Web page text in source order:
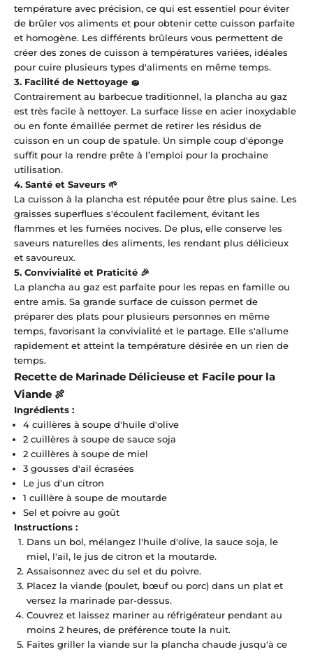
température avec précision, ce qui est essentiel pour éviter
de brûler vos aliments et pour obtenir cette cuisson parfaite
et homogène. Les différents brûleurs vous permettent de
créer des zones de cuisson à températures variées, idéales
pour cuire plusieurs types d'aliments en même temps.
3. Facilité de Nettoyage 🧽
Contrairement au barbecue traditionnel, la plancha au gaz
est très facile à nettoyer. La surface lisse en acier inoxydable
ou en fonte émaillée permet de retirer les résidus de
cuisson en un coup de spatule. Un simple coup d'éponge
suffit pour la rendre prête à l’emploi pour la prochaine
utilisation.
4. Santé et Saveurs 🌱
La cuisson à la plancha est réputée pour être plus saine. Les
graisses superflues s'écoulent facilement, évitant les
flammes et les fumées nocives. De plus, elle conserve les
saveurs naturelles des aliments, les rendant plus délicieux
et savoureux.
5. Convivialité et Praticité 🎉
La plancha au gaz est parfaite pour les repas en famille ou
entre amis. Sa grande surface de cuisson permet de
préparer des plats pour plusieurs personnes en même
temps, favorisant la convivialité et le partage. Elle s'allume
rapidement et atteint la température désirée en un rien de
temps.
Recette de Marinade Délicieuse et Facile pour la
Viande 🍖
Ingrédients :
4 cuillères à soupe d'huile d'olive
2 cuillères à soupe de sauce soja
2 cuillères à soupe de miel
3 gousses d'ail écrasées
Le jus d'un citron
1 cuillère à soupe de moutarde
Sel et poivre au goût
Instructions :
Dans un bol, mélangez l'huile d'olive, la sauce soja, le
miel, l'ail, le jus de citron et la moutarde.
Assaisonnez avec du sel et du poivre.
Placez la viande (poulet, bœuf ou porc) dans un plat et
versez la marinade par-dessus.
Couvrez et laissez mariner au réfrigérateur pendant au
moins 2 heures, de préférence toute la nuit.
Faites griller la viande sur la plancha chaude jusqu'à ce